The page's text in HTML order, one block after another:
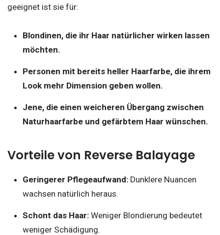
geeignet ist sie für:
Blondinen, die ihr Haar natürlicher wirken lassen
möchten.
Personen mit bereits heller Haarfarbe, die ihrem
Look mehr Dimension geben wollen.
Jene, die einen weicheren Übergang zwischen
Naturhaarfarbe und gefärbtem Haar wünschen.
Vorteile von Reverse Balayage
Geringerer Pflegeaufwand:Dunklere Nuancen
wachsen natürlich heraus.
Schont das Haar:Weniger Blondierung bedeutet
weniger Schädigung.